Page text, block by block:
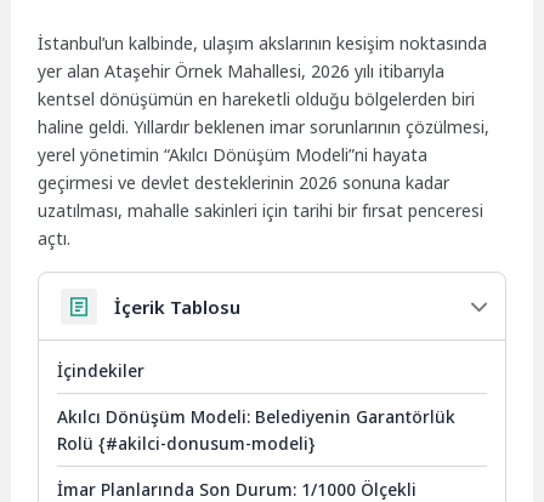
İstanbul’un kalbinde, ulaşım akslarının kesişim noktasında
yer alan Ataşehir Örnek Mahallesi, 2026 yılı itibarıyla
kentsel dönüşümün en hareketli olduğu bölgelerden biri
haline geldi. Yıllardır beklenen imar sorunlarının çözülmesi,
yerel yönetimin “Akılcı Dönüşüm Modeli”ni hayata
geçirmesi ve devlet desteklerinin 2026 sonuna kadar
uzatılması, mahalle sakinleri için tarihi bir fırsat penceresi
açtı.
İçerik Tablosu
İçindekiler
Akılcı Dönüşüm Modeli: Belediyenin Garantörlük
Rolü {#akilci-donusum-modeli}
İmar Planlarında Son Durum: 1/1000 Ölçekli